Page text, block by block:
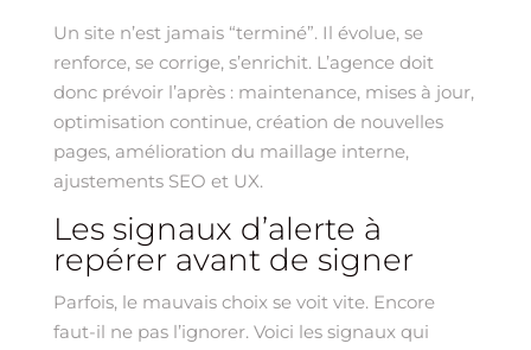
Un site n’est jamais “terminé”. Il évolue, se
renforce, se corrige, s’enrichit. L’agence doit
donc prévoir l’après : maintenance, mises à jour,
optimisation continue, création de nouvelles
pages, amélioration du maillage interne,
ajustements SEO et UX.
Les signaux d’alerte à
repérer avant de signer
Parfois, le mauvais choix se voit vite. Encore
faut-il ne pas l’ignorer. Voici les signaux qui